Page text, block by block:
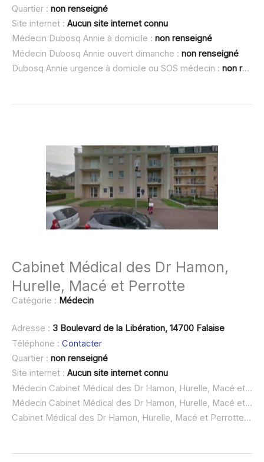
Quartier : non renseigné
Site internet : Aucun site internet connu
Médecin Dubosq Annie à domicile : non renseigné
Médecin Dubosq Annie ouvert dimanche : non renseigné
Dubosq Annie urgence à domicile ou SOS médecin : non renseigné
Cabinet Médical des Dr Hamon,
Hurelle, Macé et Perrotte
Catégorie : Médecin
Adresse : 3 Boulevard de la Libération, 14700 Falaise
Téléphone : Contacter
Quartier : non renseigné
Site internet : Aucun site internet connu
Médecin Cabinet Médical des Dr Hamon, Hurelle, Macé et Perrotte à domicile :
Médecin Cabinet Médical des Dr Hamon, Hurelle, Macé et Perrotte ouvert dimanche :
Cabinet Médical des Dr Hamon, Hurelle, Macé et Perrotte urgence à domicile ou SOS médecin :